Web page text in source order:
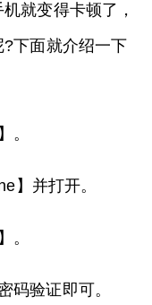
就变得卡顿了，
下面就介绍一下
。
】并打开。
。
码验证即可。